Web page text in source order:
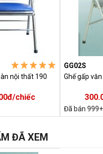
liên hệ tại phòng bán hàng nội
la Thành Hà Nội.Liên hệ:
(04).62736909;
0904.570.339 hoặc
nội thất 190
chiếc
GG02S
Ghế gấp
Đã bán 999+
ĐÃ XEM